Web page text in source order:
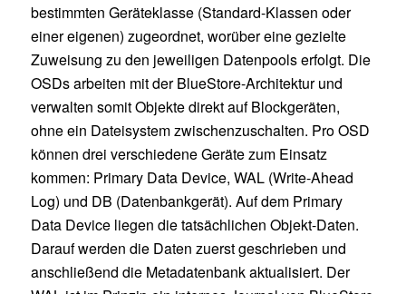
bestimmten Geräteklasse (Standard-Klassen oder
einer eigenen) zugeordnet, worüber eine gezielte
Zuweisung zu den jeweiligen Datenpools erfolgt. Die
OSDs arbeiten mit der BlueStore-Architektur und
verwalten somit Objekte direkt auf Blockgeräten,
ohne ein Dateisystem zwischenzuschalten. Pro OSD
können drei verschiedene Geräte zum Einsatz
kommen: Primary Data Device, WAL (Write-Ahead
Log) und DB (Datenbankgerät). Auf dem Primary
Data Device liegen die tatsächlichen Objekt-Daten.
Darauf werden die Daten zuerst geschrieben und
anschließend die Metadatenbank aktualisiert. Der